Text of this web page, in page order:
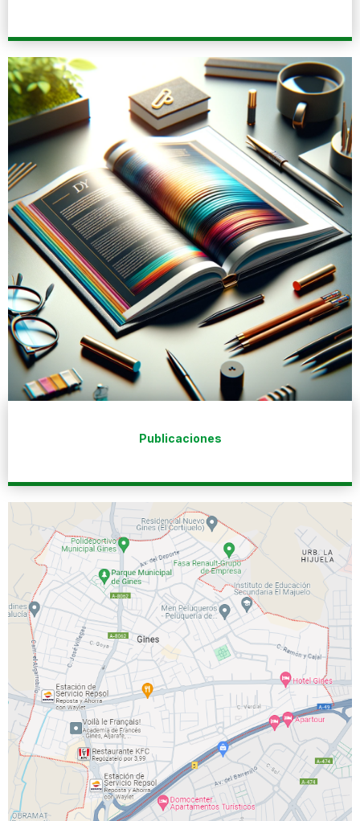
Publicaciones